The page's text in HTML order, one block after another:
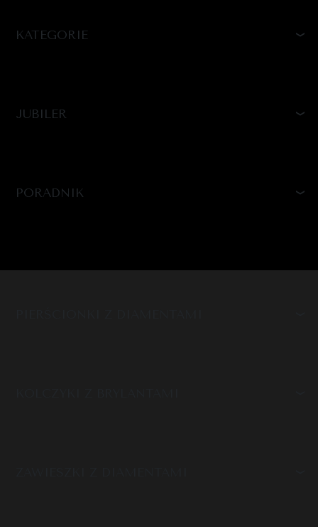
KATEGORIE
JUBILER
PORADNIK